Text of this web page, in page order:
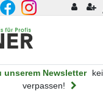
unserem Newsletter
verpassen!